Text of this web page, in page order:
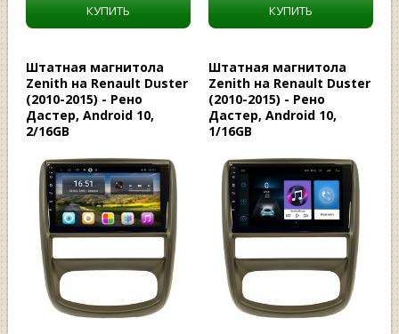
КУПИТЬ КУПИТЬ
Штатная магнитола
Zenith на Renault Duster
(2010-2015) - Рено
Дастер, Android 10,
2/16GB
Штатная магнитола
Zenith на Renault Duster
(2010-2015) - Рено
Дастер, Android 10,
1/16GB